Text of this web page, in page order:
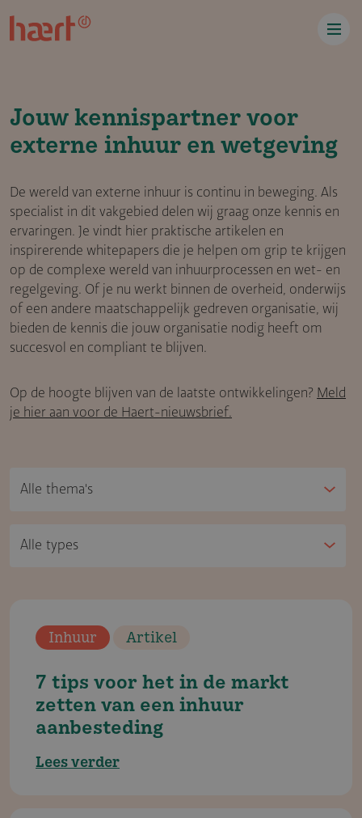
Jouw kennispartner voor
externe inhuur en wetgeving
De wereld van externe inhuur is continu in beweging. Als
specialist in dit vakgebied delen wij graag onze kennis en
ervaringen. Je vindt hier praktische artikelen en
inspirerende whitepapers die je helpen om grip te krijgen
op de complexe wereld van inhuurprocessen en wet- en
regelgeving. Of je nu werkt binnen de overheid, onderwijs
of een andere maatschappelijk gedreven organisatie, wij
bieden de kennis die jouw organisatie nodig heeft om
succesvol en compliant te blijven.
Op de hoogte blijven van de laatste ontwikkelingen? Meld
je hier aan voor de Haert-nieuwsbrief.
Inhuur Artikel
7 tips voor het in de markt
zetten van een inhuur
aanbeste­ding
Lees verder